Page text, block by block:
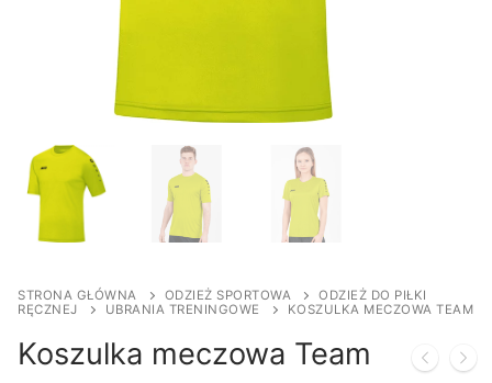
STRONA GŁÓWNA ODZIEŻ SPORTOWA
ODZIEŻ DO PIŁKI
RĘCZNEJ
UBRANIA TRENINGOWE KOSZULKA MECZOWA TEAM
Koszulka meczowa Team